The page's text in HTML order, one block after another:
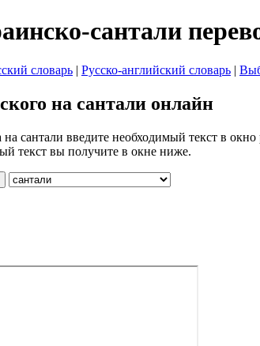
сантали
словарь | Русско-английский словарь |
на сантали онлайн
на сантали введите необходимый текст в
текст вы получите в окне ниже.